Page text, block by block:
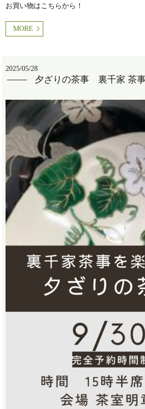
お買い物はこちらから！
MORE
2025/05/28
夕ざりの茶事 裏千家 茶